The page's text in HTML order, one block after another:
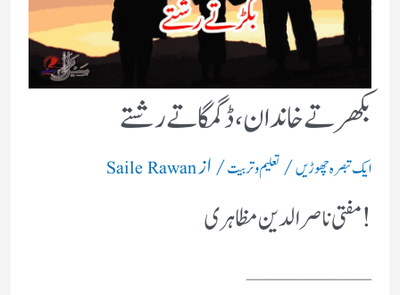
بکھرتے خاندان، ڈگمگاتے رشتے
ایک تبصرہ چھوڑیں/ تعلیم و تربیت/ ازSaile Rawan
! مفتی ناصر الدین مظاہری